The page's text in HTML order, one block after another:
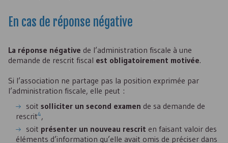
En cas de réponse négative
La réponse négative de l’administration fiscale à une
demande de rescrit fiscal est obligatoirement motivée.
Si l’association ne partage pas la position exprimée par
l’administration fiscale, elle peut :
soit solliciter un second examen de sa demande de
rescrit4,
soit présenter un nouveau rescrit en faisant valoir des
éléments d’information qu’elle avait omis de préciser dans